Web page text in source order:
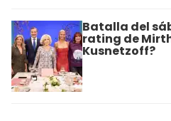
Batalla del
rating de
Kusnetzoff?